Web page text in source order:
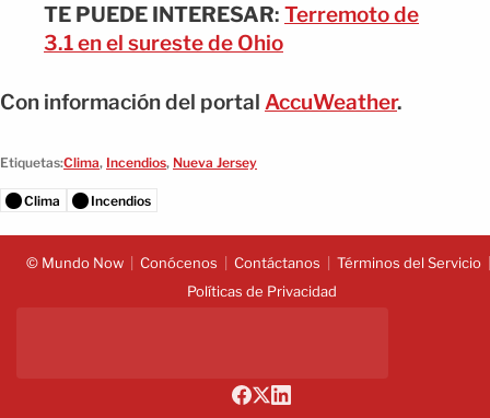
TE PUEDE INTERESAR: Terremoto de
3.1 en el sureste de Ohio
Con información del portal AccuWeather.
Etiquetas:Clima, Incendios, Nueva Jersey
Clima Incendios
© Mundo Now Conócenos Contáctanos
Términos del Servicio
Políticas de Privacidad